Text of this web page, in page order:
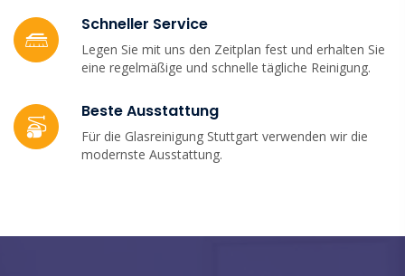
Schneller Service
Legen Sie mit uns den Zeitplan fest und erhalten Sie
eine regelmäßige und schnelle tägliche Reinigung.
Beste Ausstattung
Für die Glasreinigung Stuttgart verwenden wir die
modernste Ausstattung.